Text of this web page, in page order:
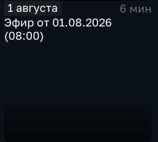
1 августа
6 мин
Эфир от 01.08.2026
(08:00)